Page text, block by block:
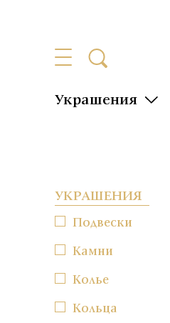
Украшения
УКРАШЕНИЯ
Подвески
Камни
Колье
Кольца